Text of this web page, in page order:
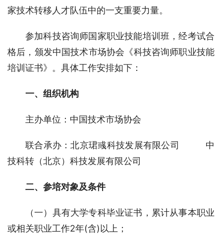
家技术转移人才队伍中的一支重要力量。
参加科技咨询师国家职业技能培训班，经考试合
格后，颁发中国技术市场协会《科技咨询师职业技能
培训证书》。具体工作安排如下：
一、组织机构
主办单位：中国技术市场协会
联合承办：北京珺彧科技发展有限公司          中
技科转（北京）科技发展有限公司
二、参培对象及条件
（一）具有大学专科毕业证书，累计从事本职业
或相关职业工作2年(含)以上；